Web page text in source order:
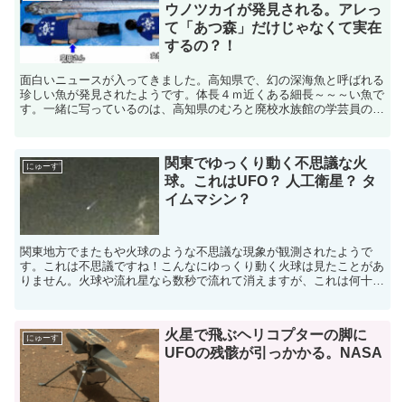
ウノツカイが発見される。アレっ
て「あつ森」だけじゃなくて実在
するの？！
面白いニュースが入ってきました。高知県で、幻の深海魚と呼ばれる
珍しい魚が発見されたようです。体長４ｍ近くある細長～～～い魚で
す。一緒に写っているのは、高知県のむろと廃校水族館の学芸員の方
にゅーす
関東でゆっくり動く不思議な火
球。これはUFO？ 人工衛星？ タ
イムマシン？
関東地方でまたもや火球のような不思議な現象が観測されたようで
す。これは不思議ですね！こんなにゆっくり動く火球は見たことがあ
りません。火球や流れ星なら数秒で流れて消えますが、これは何十秒
にゅーす
火星で飛ぶヘリコプターの脚に
UFOの残骸が引っかかる。NASA